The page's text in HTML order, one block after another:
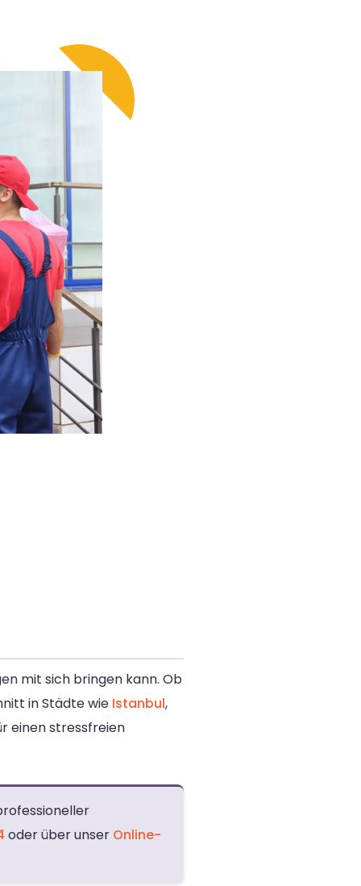
mit sich bringen kann. Ob
in Städte wie Istanbul,
einen stressfreien
oder über unser Online-